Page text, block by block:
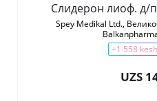
Слидерон лиоф. д/
Spey Medikal Ltd.,
+1 558
UZS